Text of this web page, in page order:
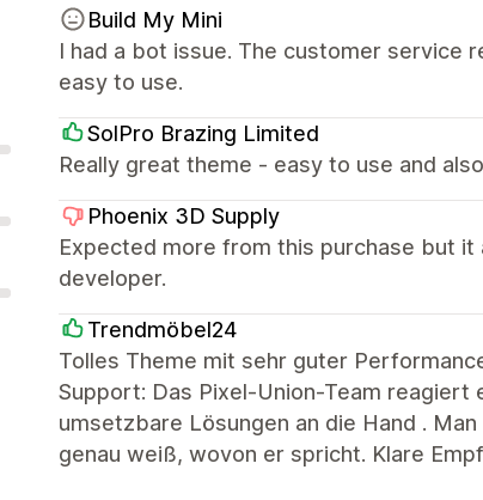
Build My Mini
I had a bot issue. The customer service
easy to use.
SolPro Brazing Limited
Really great theme - easy to use and
Phoenix 3D Supply
Expected more from this purchase but
developer.
Trendmöbel24
Tolles Theme mit sehr guter
Support: Das Pixel-Union-Team
umsetzbare Lösungen an die Hand .
genau weiß, wovon er spricht. Klare